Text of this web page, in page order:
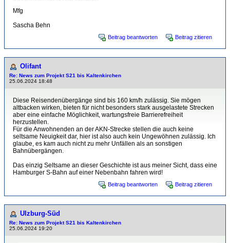
Mfg
Sascha Behn
Beitrag beantworten Beitrag zitieren
Olifant
Re: News zum Projekt S21 bis Kaltenkirchen
25.06.2024 18:48
Diese Reisendenübergänge sind bis 160 km/h zulässig. Sie mögen
altbacken wirken, bieten für nicht besonders stark ausgelastete Strecken
aber eine einfache Möglichkeit, wartungsfreie Barrierefreiheit
herzustellen.
Für die Anwohnenden an der AKN-Strecke stellen die auch keine
seltsame Neuigkeit dar, hier ist also auch kein Ungewöhnen zulässig. Ich
glaube, es kam auch nicht zu mehr Unfällen als an sonstigen
Bahnübergängen.
Das einzig Seltsame an dieser Geschichte ist aus meiner Sicht, dass eine
Hamburger S-Bahn auf einer Nebenbahn fahren wird!
Beitrag beantworten Beitrag zitieren
Ulzburg-Süd
Re: News zum Projekt S21 bis Kaltenkirchen
25.06.2024 19:20